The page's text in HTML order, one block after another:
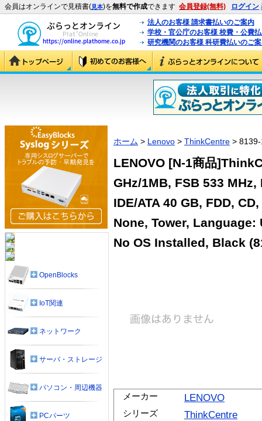
会員はオンラインで見積書(見本)を無料で作成できます 会員登録(無料) ログイン
法人のお客様 請求書払いのご案内
学校・官公庁のお客様 校費・公費
研究機関のお客様 科研費払いのご
ホーム > Lenovo > ThinkCentre >
LENOVO [N-1商品
GHz/1MB, FSB 533
IDE/ATA 40 GB, FDD,
None, Tower,
No OS Installed, Black
メーカー LENOVO
シリーズ ThinkCentre
OpenBlocks
IoT関連
ネットワーク
サーバ・ストレージ
パソコン・周辺機器
PCパーツ